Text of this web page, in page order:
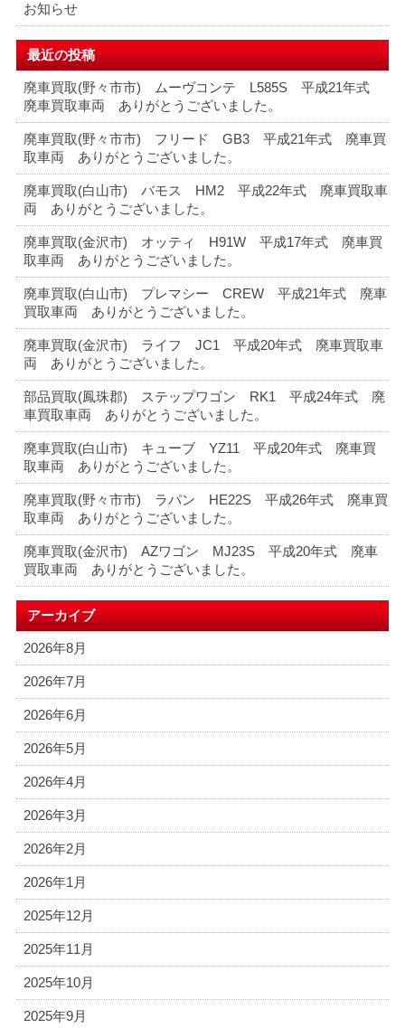
お知らせ
最近の投稿
廃車買取(野々市市) ムーヴコンテ L585S 平成21年式
廃車買取車両 ありがとうございました。
廃車買取(野々市市) フリード GB3 平成21年式 廃車買
取車両 ありがとうございました。
廃車買取(白山市) バモス HM2 平成22年式 廃車買取車
両 ありがとうございました。
廃車買取(金沢市) オッティ H91W 平成17年式 廃車買
取車両 ありがとうございました。
廃車買取(白山市) プレマシー CREW 平成21年式 廃車
買取車両 ありがとうございました。
廃車買取(金沢市) ライフ JC1 平成20年式 廃車買取車
両 ありがとうございました。
部品買取(鳳珠郡) ステップワゴン RK1 平成24年式 廃
車買取車両 ありがとうございました。
廃車買取(白山市) キューブ YZ11 平成20年式 廃車買
取車両 ありがとうございました。
廃車買取(野々市市) ラパン HE22S 平成26年式 廃車買
取車両 ありがとうございました。
廃車買取(金沢市) AZワゴン MJ23S 平成20年式 廃車
買取車両 ありがとうございました。
アーカイブ
2026年8月
2026年7月
2026年6月
2026年5月
2026年4月
2026年3月
2026年2月
2026年1月
2025年12月
2025年11月
2025年10月
2025年9月